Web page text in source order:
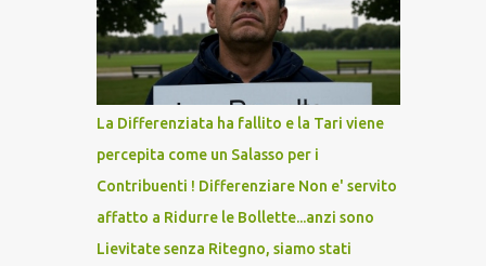
lo scopo della temperatura? Qualcuno a suo
tempo ribattezzo' il Vaccino come: l' Amaro
del Capo, era "spettacolare Ghiacciato, ma
andava bene anche, a Temperatura
Ambiente"! Riproponiamo l'articolo per NON
La Differenziata ha fallito e la Tari viene
percepita come un Salasso per i
Contribuenti ! Differenziare Non e' servito
affatto a Ridurre le Bollette...anzi sono
Lievitate senza Ritegno, siamo stati